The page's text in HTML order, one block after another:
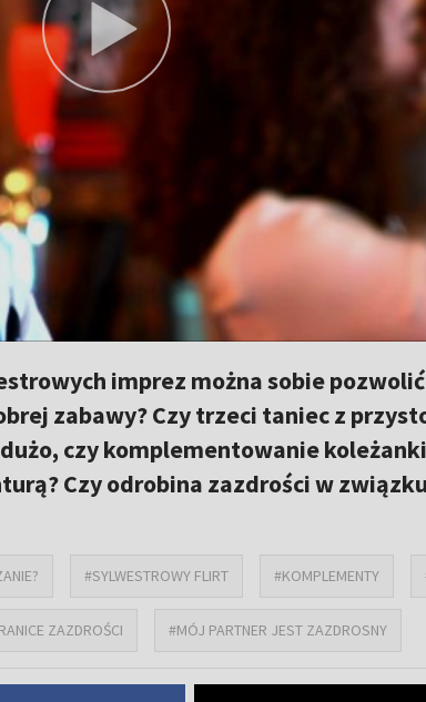
imprez można sobie
zabawy? Czy trzeci taniec z
czy komplementowanie
Czy odrobina zazdrości w
#SYLWESTROWY FLIRT #KOMPLEMENTY
ZAZDROŚCI #MÓJ PARTNER JEST ZAZDROSNY